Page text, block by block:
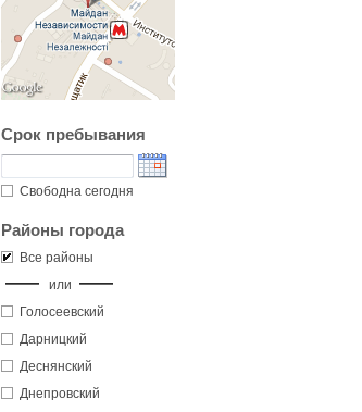
Срок пребывания
Свободна сегодня
Районы города
Все районы
или
Голосеевский
Дарницкий
Деснянский
Днепровский